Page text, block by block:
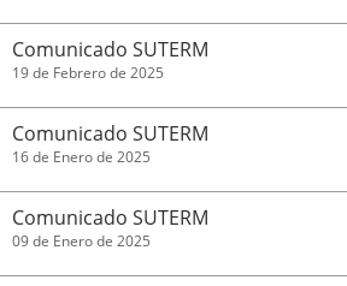
Comunicado SUTERM
19 de Febrero de 2025
Comunicado SUTERM
16 de Enero de 2025
Comunicado SUTERM
09 de Enero de 2025